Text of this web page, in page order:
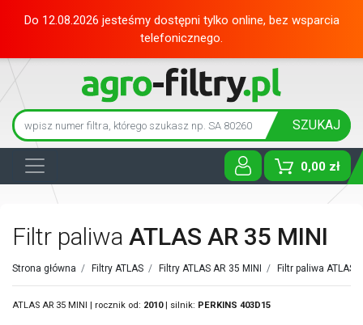
Do 12.08.2026 jesteśmy dostępni tylko online, bez wsparcia
telefonicznego.
SZUKAJ
0,00 zł
Toggle
Filtr paliwa ATLAS AR 35 MINI
Strona główna / Filtry ATLAS / Filtry ATLAS AR 35 MINI / Filtr paliwa ATLAS
ATLAS AR 35 MINI | rocznik od: 2010| silnik: PERKINS 403D15